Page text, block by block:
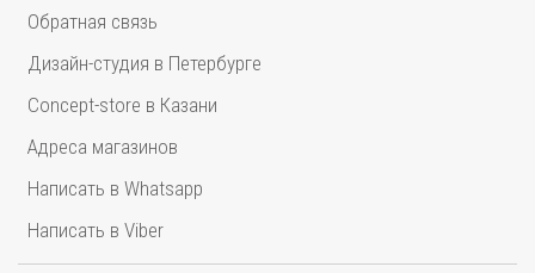
Обратная связь
Дизайн-студия в Петербурге
Concept-store в Казани
Адреса магазинов
Написать в Whatsapp
Написать в Viber